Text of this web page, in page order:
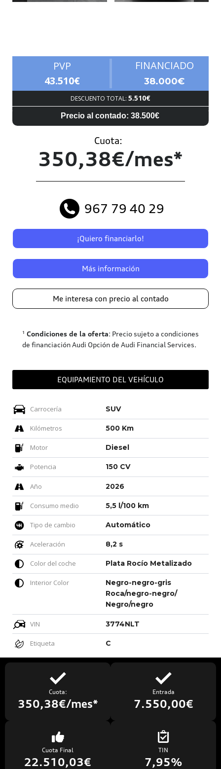
PVP
43.510€
FINANCIADO
38.000€
DESCUENTO TOTAL: 5.510€
Precio al contado: 38.500€
Cuota:
350,38€/mes*
967 79 40 29
¡Quiero financiarlo!
Más información
Me interesa con precio al contado
¹ Condiciones de la oferta: Precio sujeto a condiciones
de financiación Audi Opción de Audi Financial Services.
EQUIPAMIENTO DEL VEHÍCULO
Carrocería SUV
Kilómetros 500 Km
Motor Diesel
Potencia 150 CV
Año 2026
Consumo medio 5,5 l/100 km
Tipo de cambio Automático
Aceleración 8,2 s
Color del coche Plata Rocío Metalizado
Interior Color
Negro-negro-gris
Roca/negro-negro/
Negro/negro
VIN 3774NLT
Etiqueta C
Cuota:
350,38€/mes*
Entrada
7.550,00€
Cuota Final
22.510,03€
TIN
7,95%